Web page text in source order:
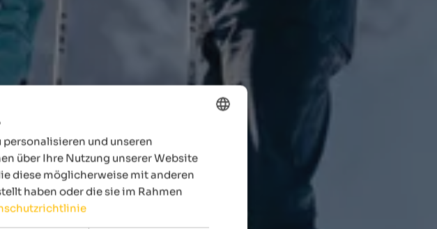
GERMAN
und unseren
über Ihre Nutzung unserer Website
diese möglicherweise mit anderen
haben oder die sie im Rahmen